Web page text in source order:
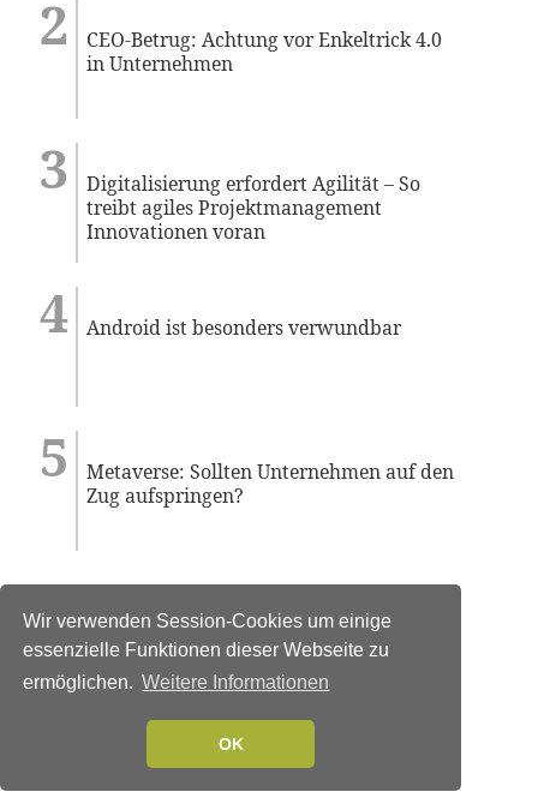
Wir verwenden Session-Cookies um einige
essenzielle Funktionen dieser Webseite zu
ermöglichen. Weitere Informationen
OK
CEO-Betrug: Achtung vor Enkeltrick 4.0
in Unternehmen
Digitalisierung erfordert Agilität – So
treibt agiles Projektmanagement
Innovationen voran
Android ist besonders verwundbar
Metaverse: Sollten Unternehmen auf den
Zug aufspringen?